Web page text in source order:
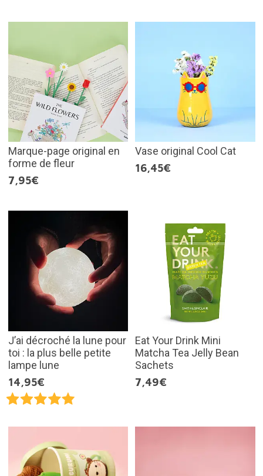
Marque-page original en
forme de fleur
7,95€
Vase original Cool Cat
16,45€
J’ai décroché la lune pour
toi : la plus belle petite
lampe lune
14,95€
Eat Your Drink Mini
Matcha Tea Jelly Bean
Sachets
7,49€